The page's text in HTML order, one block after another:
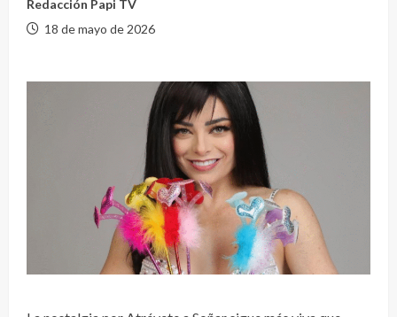
Redacción Papi TV
18 de mayo de 2026